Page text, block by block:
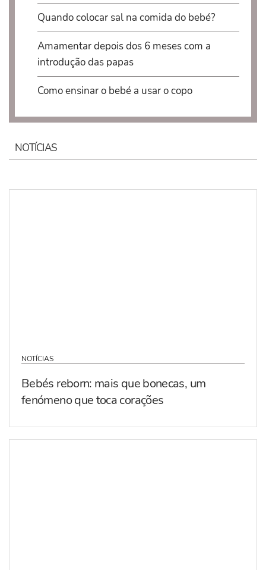
Quando colocar sal na comida do bebé?
Amamentar depois dos 6 meses com a
introdução das papas
Como ensinar o bebé a usar o copo
NOTÍCIAS
NOTÍCIAS
Bebés reborn: mais que bonecas, um
fenómeno que toca corações